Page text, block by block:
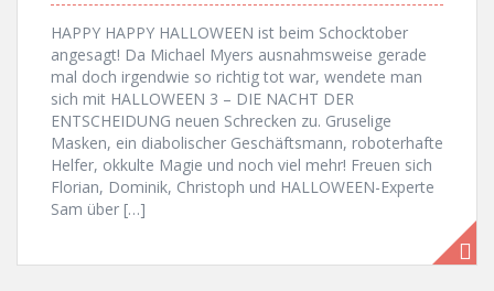
HAPPY HAPPY HALLOWEEN ist beim Schocktober
angesagt! Da Michael Myers ausnahmsweise gerade
mal doch irgendwie so richtig tot war, wendete man
sich mit HALLOWEEN 3 – DIE NACHT DER
ENTSCHEIDUNG neuen Schrecken zu. Gruselige
Masken, ein diabolischer Geschäftsmann, roboterhafte
Helfer, okkulte Magie und noch viel mehr! Freuen sich
Florian, Dominik, Christoph und HALLOWEEN-Experte
Sam über […]